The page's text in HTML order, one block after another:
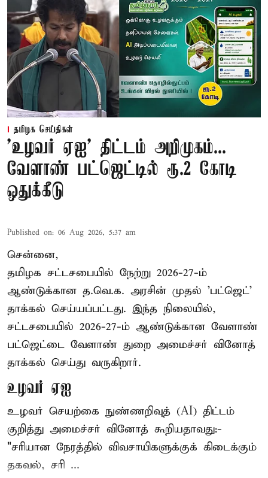
தமிழக செய்திகள்
'உழவர் ஏஐ' திட்டம் அறிமுகம்...
வேளாண் பட்ஜெட்டில் ரூ.2 கோடி
ஒதுக்கீடு
Published on: 06 Aug 2026, 5:37 am
சென்னை,
தமிழக சட்டசபையில் நேற்று 2026-27-ம்
ஆண்டுக்கான த.வெ.க. அரசின் முதல் 'பட்ஜெட்'
தாக்கல் செய்யப்பட்டது. இந்த நிலையில்,
சட்டசபையில் 2026-27-ம் ஆண்டுக்கான வேளாண்
பட்ஜெட்டை வேளாண் துறை அமைச்சர் வினோத்
தாக்கல் செய்து வருகிறார்.
உழவர் ஏஐ
உழவர் செயற்கை நுண்ணறிவுத் (AI) திட்டம்
குறித்து அமைச்சர் வினோத் கூறியதாவது:-
"சரியான நேரத்தில் விவசாயிகளுக்குக் கிடைக்கும்
தகவல், சரி ...